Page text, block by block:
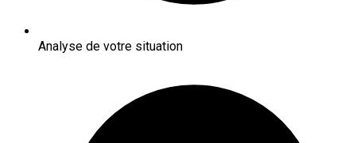
Analyse de votre situation